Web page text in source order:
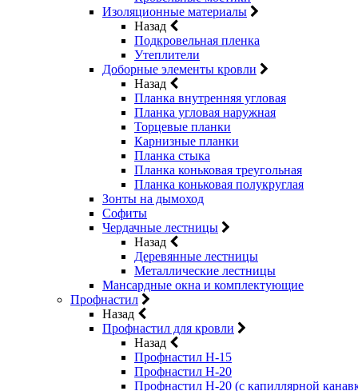
Изоляционные материалы
Назад
Подкровельная пленка
Утеплители
Доборные элементы кровли
Назад
Планка внутренняя угловая
Планка угловая наружная
Торцевые планки
Карнизные планки
Планка стыка
Планка коньковая треугольная
Планка коньковая полукруглая
Зонты на дымоход
Софиты
Чердачные лестницы
Назад
Деревянные лестницы
Металлические лестницы
Мансардные окна и комплектующие
Профнастил
Назад
Профнастил для кровли
Назад
Профнастил Н-15
Профнастил Н-20
Профнастил Н-20 (с капиллярной